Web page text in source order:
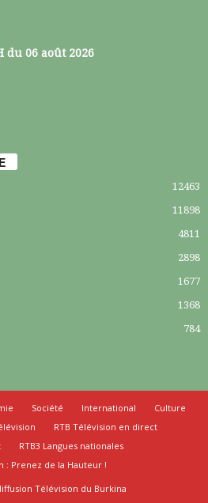
du 06 août 2026
12463
11898
4811
2898
1677
1368
784
Société International
Culture
RTB Télévision en direct
RTB3 Langues nationales
: Prenez de la Hauteur !
Télévision du Burkina